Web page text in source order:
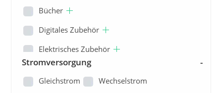
Bücher
Digitales Zubehör
Elektrisches Zubehör
Ersatzteile
Fertiganlagen/Dioramen
Stromversorgung -
Gleichstrom Wechselstrom